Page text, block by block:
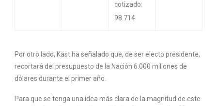
cotizado:
98.714
Por otro lado, Kast ha señalado que, de ser electo presidente,
recortará del presupuesto de la Nación 6.000 millones de
dólares durante el primer año.
Para que se tenga una idea más clara de la magnitud de este